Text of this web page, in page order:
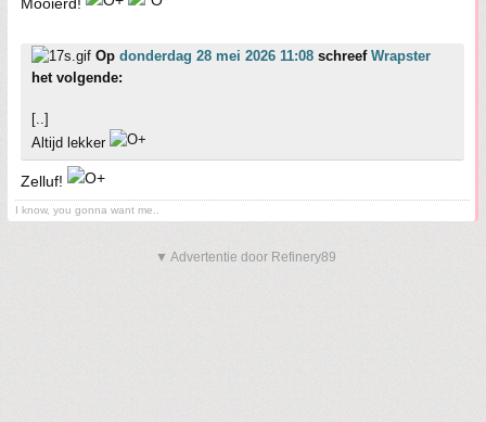
Op donderdag 28 mei 2026 11:08 schreef Wrapster
het volgende:
[..]
Altijd lekker
Zelluf!
I know, you gonna want me..
▼ Advertentie door Refinery89